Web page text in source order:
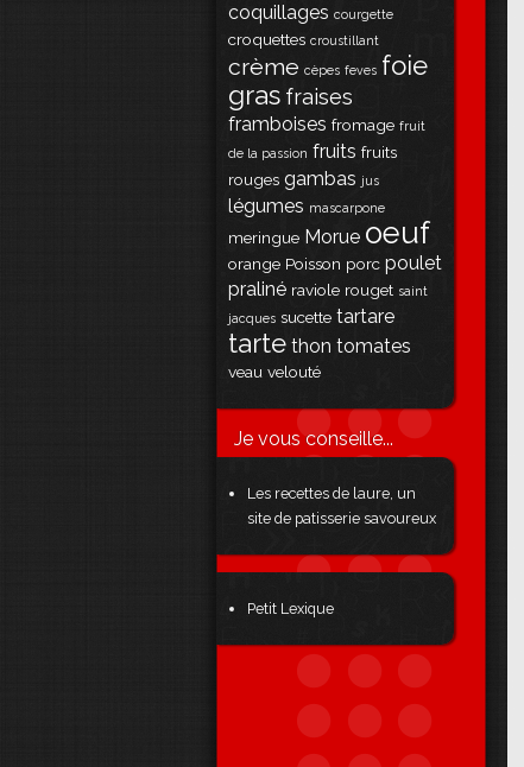
coquillages courgette
croquettes croustillant
crème cèpes feves foie
gras fraises
framboises fromage fruit
de la passion fruits fruits
rouges gambas jus
légumes mascarpone
meringue Morue oeuf
orange Poisson porc poulet
praliné raviole rouget saint
jacques sucette tartare
tarte thon tomates
veau velouté
Je vous conseille...
Les recettes de laure, un
site de patisserie savoureux
Petit Lexique